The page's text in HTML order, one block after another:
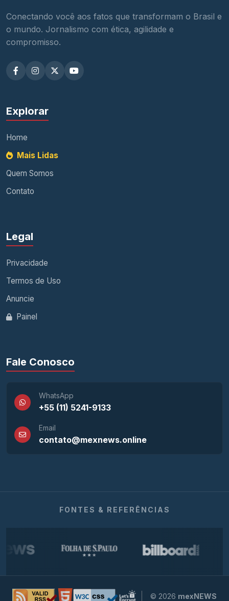
Conectando você aos fatos que transformam o Brasil e
o mundo. Jornalismo com ética, agilidade e
compromisso.
Explorar
Home
Mais Lidas
Quem Somos
Contato
Legal
Privacidade
Termos de Uso
Anuncie
Painel
Fale Conosco
WhatsApp
+55 (11) 5241-9133
Email
contato@mexnews.online
FONTES & REFERÊNCIAS
© 2026 mexNEWS